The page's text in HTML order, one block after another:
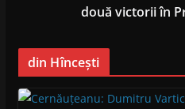
două victorii în
din Hîncești